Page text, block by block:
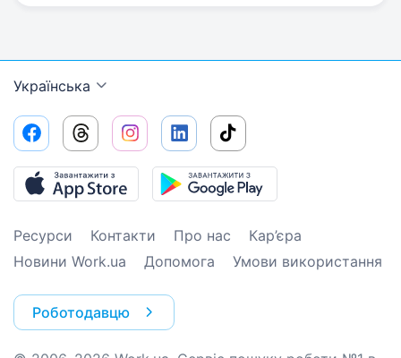
Українська
Ресурси Контакти Про нас
Кар’єра
Новини Work.ua
Допомога Умови використання
Роботодавцю